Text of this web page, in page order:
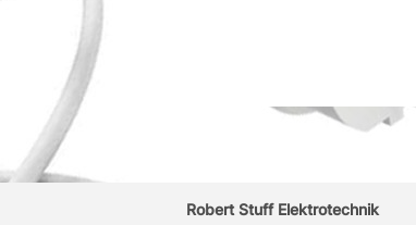
Robert Stuff Elektrotechnik